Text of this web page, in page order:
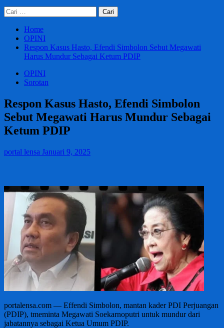
Cari
untuk:
Home
OPINI
Respon Kasus Hasto, Efendi Simbolon Sebut Megawati
Harus Mundur Sebagai Ketum PDIP
OPINI
Sorotan
Respon Kasus Hasto, Efendi Simbolon
Sebut Megawati Harus Mundur Sebagai
Ketum PDIP
portal lensa Januari 9, 2025
portalensa.com — Effendi Simbolon, mantan kader PDI Perjuangan
(PDIP), tmeminta Megawati Soekarnoputri untuk mundur dari
jabatannya sebagai Ketua Umum PDIP.